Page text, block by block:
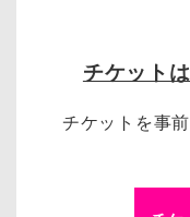
チケット
チケットを事